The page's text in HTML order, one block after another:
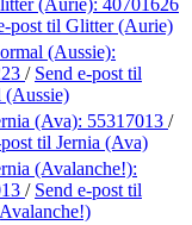
post til Glitter (Aurie)
(Aussie):
/ Send e-post til
(Aussie)
(Ava): 55317013 /
til Jernia (Ava)
(Avalanche!):
/ Send e-post til